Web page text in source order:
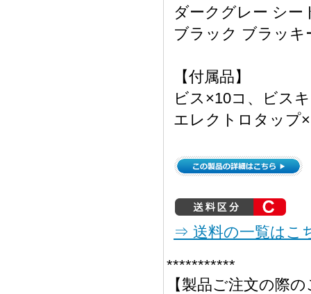
ダークグレー シ
ブラック ブラッ
【付属品】
ビス×10コ、ビス
エレクトロタップ
⇒ 送料の一覧はこ
***********
【製品ご注文の際